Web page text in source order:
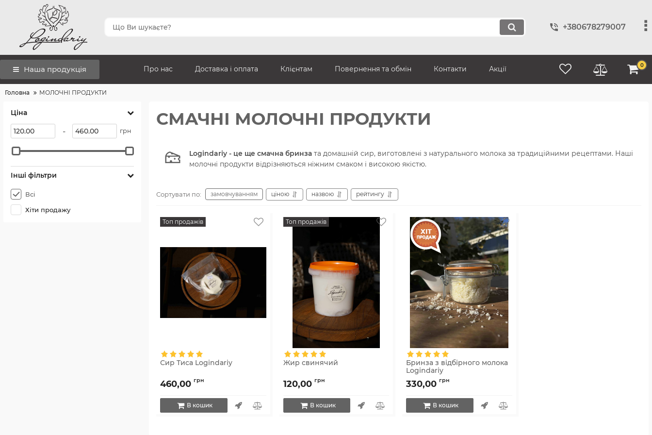
+380678279007
Наша продукція Про нас Доставка і оплата Клієнтам Повернення та обмін Контакти Акції 0
Головна МОЛОЧНІ ПРОДУКТИ
Ціна
- грн
Інші фільтри
Всі
Хіти продажу
СМАЧНІ МОЛОЧНІ ПРОДУКТИ
Logindariy - це ще смачна бринза та домашній сир, виготовлені з натурального молока за традиційними рецептами. Наші
молочні продукти відрізняються ніжним смаком і високою якістю.
Сортувати по: замовчуванням ціною назвою рейтингу
Топ продажів
Сир Тиса Logindariy
460,00 грн
В кошик
Топ продажів
Жир свинячий
120,00 грн
В кошик
Бринза з відбірного молока
Logindariy
2254-41
330,00 грн
В кошик